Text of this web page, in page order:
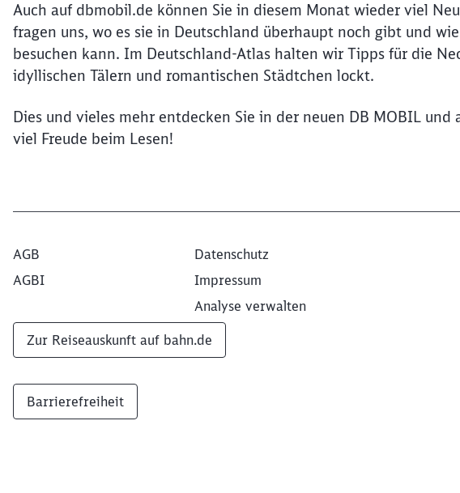
Auch auf dbmobil.de können Sie in diesem Monat wieder viel
fragen uns, wo es sie in Deutschland überhaupt noch gibt und
besuchen kann. Im Deutschland-Atlas halten wir Tipps für die
idyllischen Tälern und romantischen Städtchen lockt.
Dies und vieles mehr entdecken Sie in der neuen DB MOBIL und
viel Freude beim Lesen!
AGB
AGBI
Datenschutz
Impressum
Analyse verwalten
Zur Reiseauskunft auf bahn.de
Barrierefreiheit